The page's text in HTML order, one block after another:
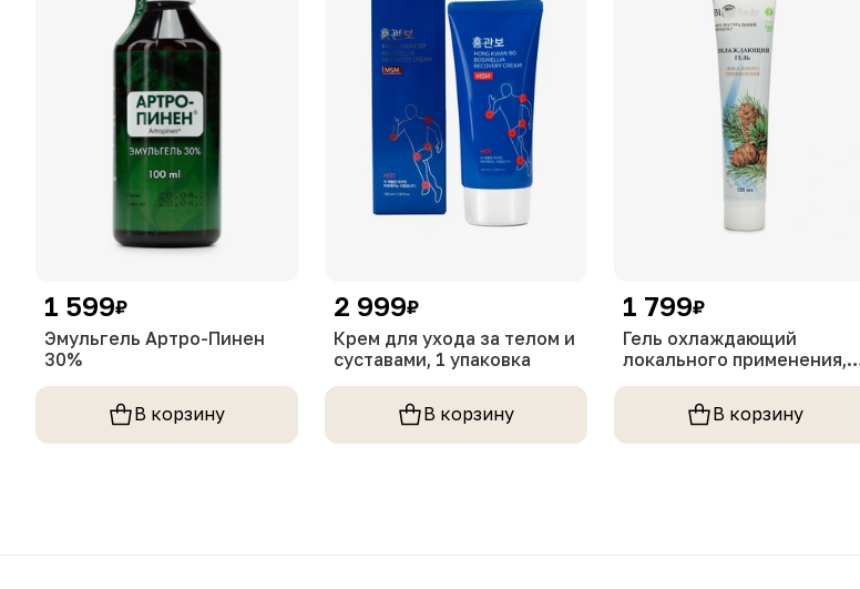
1 599₽
Эмульгель Артро-Пинен
30%
В корзину
2 999₽
Крем для ухода за телом и
суставами, 1 упаковка
В корзину
1 799₽
Гель охлаждающий
локального применения,
В корзину